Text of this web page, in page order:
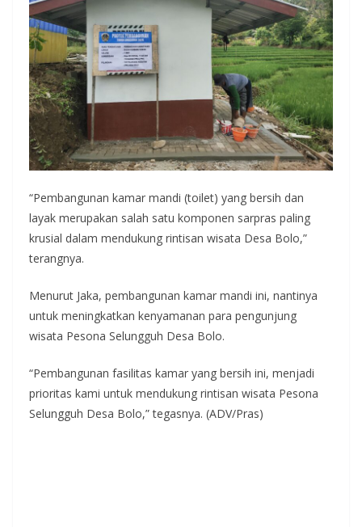
“Pembangunan kamar mandi (toilet) yang bersih dan
layak merupakan salah satu komponen sarpras paling
krusial dalam mendukung rintisan wisata Desa Bolo,”
terangnya.
Menurut Jaka, pembangunan kamar mandi ini, nantinya
untuk meningkatkan kenyamanan para pengunjung
wisata Pesona Selungguh Desa Bolo.
“Pembangunan fasilitas kamar yang bersih ini, menjadi
prioritas kami untuk mendukung rintisan wisata Pesona
Selungguh Desa Bolo,” tegasnya. (ADV/Pras)